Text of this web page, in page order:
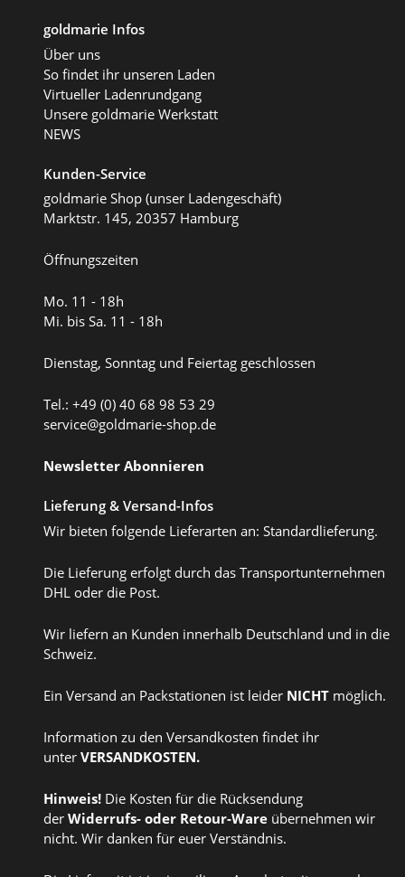
goldmarie Infos
Über uns
So findet ihr unseren Laden
Virtueller Ladenrundgang
Unsere goldmarie Werkstatt
NEWS
Kunden-Service
goldmarie Shop (unser Ladengeschäft)
Marktstr. 145, 20357 Hamburg
Öffnungszeiten
Mo. 11 - 18h
Mi. bis Sa. 11 - 18h
Dienstag, Sonntag und Feiertag geschlossen
Tel.: +49 (0) 40 68 98 53 29
service@goldmarie-shop.de
Newsletter Abonnieren
Lieferung & Versand-Infos
Wir bieten folgende Lieferarten an: Standardlieferung.
Die Lieferung erfolgt durch das Transportunternehmen
DHL oder die Post.
Wir liefern an Kunden innerhalb Deutschland und in die
Schweiz.
Ein Versand an Packstationen ist leider NICHT möglich.
Information zu den Versandkosten findet ihr
unter VERSANDKOSTEN.
Hinweis! Die Kosten für die Rücksendung
der Widerrufs- oder Retour-Ware übernehmen wir
nicht. Wir danken für euer Verständnis.